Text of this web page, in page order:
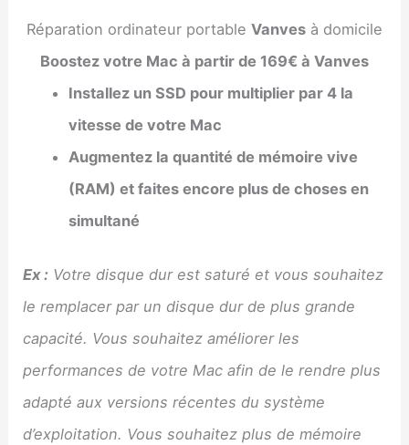
Réparation ordinateur portable Vanves à domicile
Boostez votre Mac à partir de 169€ à Vanves
Installez un SSD pour multiplier par 4 la
vitesse de votre Mac
Augmentez la quantité de mémoire vive
(RAM) et faites encore plus de choses en
simultané
Ex : Votre disque dur est saturé et vous souhaitez
le remplacer par un disque dur de plus grande
capacité. Vous souhaitez améliorer les
performances de votre Mac afin de le rendre plus
adapté aux versions récentes du système
d’exploitation. Vous souhaitez plus de mémoire